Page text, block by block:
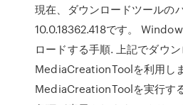
現在、ダウンロードツールの
10.0.18362.418です。
ロードする手順. 上記でダウ
MediaCreationToolを利用しま
MediaCreationToolを実行す